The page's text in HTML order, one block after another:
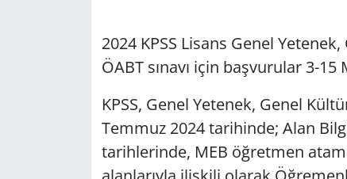
2024 KPSS Lisans Genel
ÖABT sınavı için başvurular 3-
KPSS, Genel Yetenek, Genel
Temmuz 2024 tarihinde; Alan
tarihlerinde, MEB öğretmen